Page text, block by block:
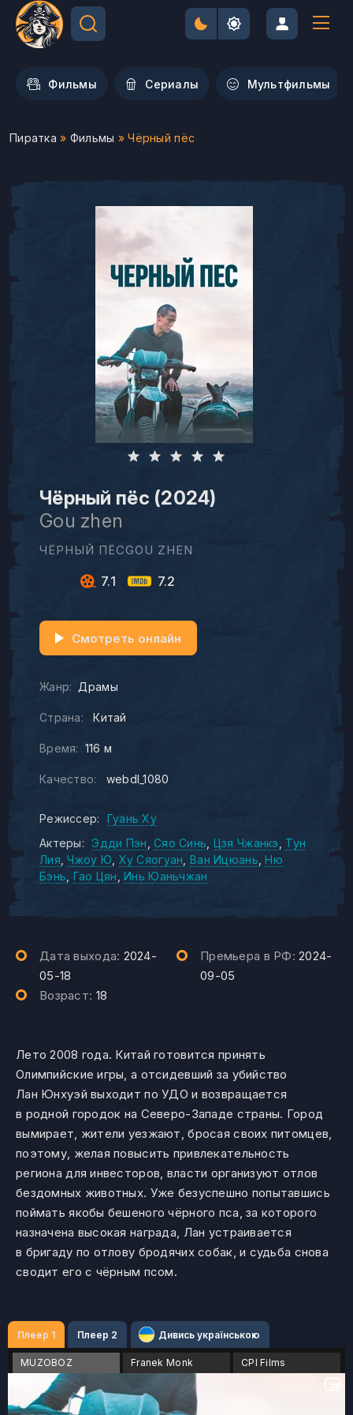
Фильмы Сериалы Мультфильмы
Пиратка » Фильмы » Чёрный пёс
Чёрный пёс (2024)
Gou zhen
ЧЁРНЫЙ ПЁСGOU ZHEN
7.1 7.2
Жанр: Драмы
Страна: Китай
Время: 116 м
Качество: webdl_1080
Смотреть онлайн
Режиссер:
Гуань Ху
Актеры:
Эдди Пэн Сяо Синь Цзя Чжанкэ
Тун
Лия Чжоу Ю Ху Сяогуан Ван Ицюань Ню
Бэнь Гао Цян Инь Юаньчжан
Дата выхода: 2024-
05-18
Премьера в РФ:2024-
09-05
Возраст: 18
Лето 2008 года. Китай готовится принять
Олимпийские игры, а отсидевший за убийство
Лан Юнхуэй выходит по УДО и возвращается
в родной городок на Северо-Западе страны. Город
вымирает, жители уезжают, бросая своих питомцев,
поэтому, желая повысить привлекательность
региона для инвесторов, власти организуют отлов
бездомных животных. Уже безуспешно попытавшись
поймать якобы бешеного чёрного пса, за которого
назначена высокая награда, Лан устраивается
в бригаду по отлову бродячих собак, и судьба снова
сводит его с чёрным псом.
Плеер 1 Плеер 2 Дивись українською
MUZOBOZ Franek Monk CPI Films